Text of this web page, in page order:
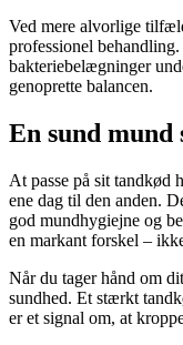
Ved mere alvorlige
professionel
bakteriebelægninger
genoprette balancen.
En sund
At passe på sit tandkød
ene dag til den anden.
god mundhygiejne og
en markant forskel –
Når du tager hånd om
sundhed. Et stærkt
er et signal om, at